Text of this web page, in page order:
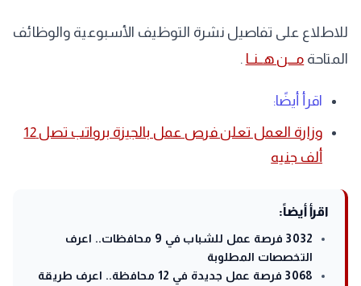
للاطلاع على تفاصيل نشرة التوظيف الأسبوعية والوظائف
المتاحة مـــن هــنــا .
اقرأ أيضًا:
وزارة العمل تعلن فرص عمل بالجيزة برواتب تصل 12
ألف جنيه
اقرأ أيضاً:
3032 فرصة عمل للشباب في 9 محافظات.. اعرف
التخصصات المطلوبة
3068 فرصة عمل جديدة في 12 محافظة.. اعرف طريقة